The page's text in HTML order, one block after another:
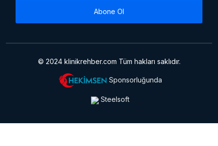
Abone Ol
© 2024 klinikrehber.com Tüm hakları saklıdır.
Sponsorluğunda
Steelsoft